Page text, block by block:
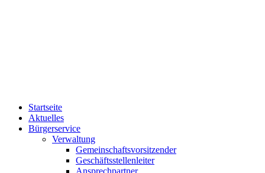
Startseite
Aktuelles
Bürgerservice
Verwaltung
Gemeinschaftsvorsitzender
Geschäftsstellenleiter
Ansprechpartner